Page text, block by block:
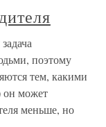
поэтому
тем, какими
он может
меньше, но